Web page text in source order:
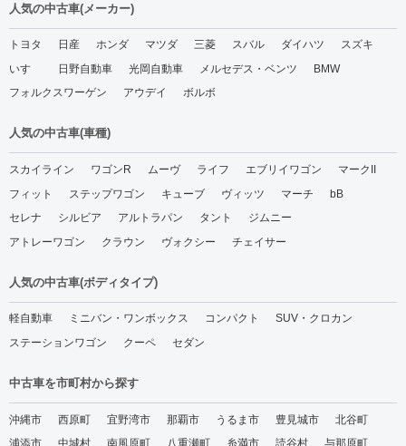
人気の中古車(メーカー)
トヨタ 日産 ホンダ マツダ 三菱 スバル ダイハツ
スズキ
いすゞ
日野自動車 光岡自動車 メルセデス・ベンツ
BMW
フォルクスワーゲン
アウデイ ボルボ
人気の中古車(車種)
スカイライン ワゴンR ムーヴ ライフ エブリイワゴン
マークII
フィット
ステップワゴン キューブ ヴィッツ マーチ
bB
セレナ
シルビア アルトラパン タント
ジムニー
アトレーワゴン
クラウン ヴォクシー チェイサー
人気の中古車(ボディタイプ)
軽自動車 ミニバン・ワンボックス コンパクト
SUV・クロカン
ステーションワゴン
クーペ セダン
中古車を市町村から探す
沖縄市 西原町 宜野湾市 那覇市 うるま市 豊見城市
北谷町